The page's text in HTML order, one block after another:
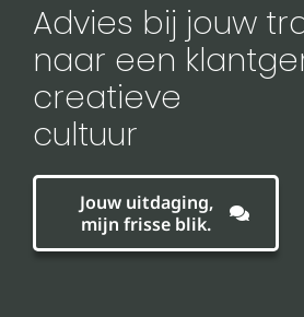
Advies bij jouw
naar een
creatieve
cultuur
Jouw uitdaging,
mijn frisse blik.